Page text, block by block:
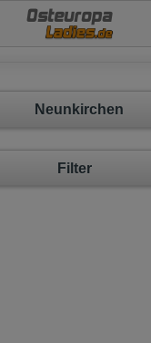
Osteuropa
Neunkirchen
Filter